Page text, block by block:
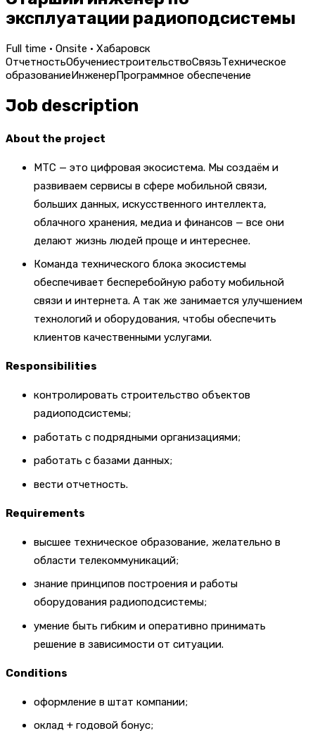
эксплуатации радиоподсистемы
Full time · Onsite · Хабаровск
ОтчетностьОбучениестроительствоСвязьТехническое
образованиеИнженерПрограммное обеспечение
Job description
About the project
МТС — это цифровая экосистема. Мы создаём и
развиваем сервисы в сфере мобильной связи,
больших данных, искусственного интеллекта,
облачного хранения, медиа и финансов — все они
делают жизнь людей проще и интереснее.
Команда технического блока экосистемы
обеспечивает бесперебойную работу мобильной
связи и интернета. А так же занимается улучшением
технологий и оборудования, чтобы обеспечить
клиентов качественными услугами.
Responsibilities
контролировать строительство объектов
радиоподсистемы;
работать с подрядными организациями;
работать с базами данных;
вести отчетность.
Requirements
высшее техническое образование, желательно в
области телекоммуникаций;
знание принципов построения и работы
оборудования радиоподсистемы;
умение быть гибким и оперативно принимать
решение в зависимости от ситуации.
Conditions
оформление в штат компании;
оклад + годовой бонус;